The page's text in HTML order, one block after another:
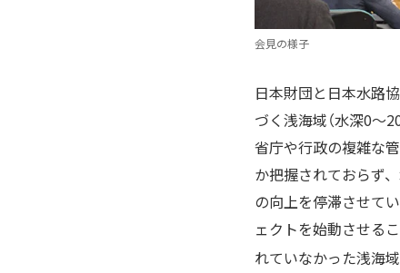
会見の様子
日本財団と日本水路
づく浅海域（水深0〜
省庁や行政の複雑な
か把握されておらず
の向上を停滞させて
ェクトを始動させる
れていなかった浅海